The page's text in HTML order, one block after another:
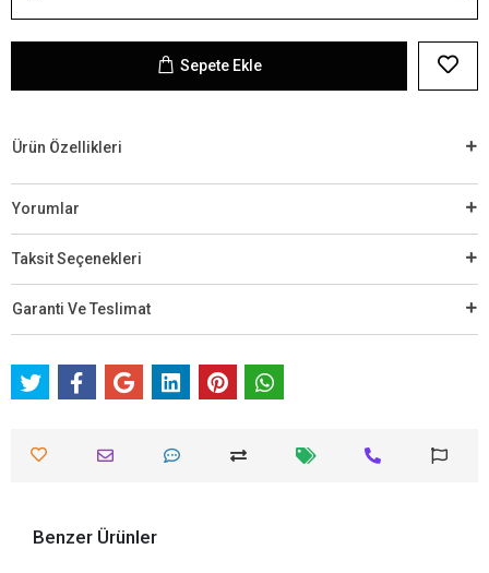
Sepete Ekle
Ürün Özellikleri
Yorumlar
Taksit Seçenekleri
Garanti Ve Teslimat
Benzer Ürünler